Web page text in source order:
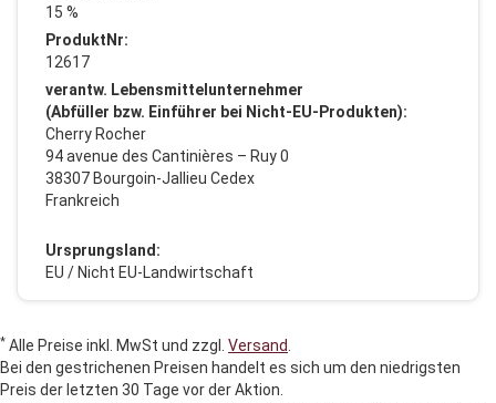
15 %
ProduktNr:
12617
verantw. Lebensmittelunternehmer
(Abfüller bzw. Einführer bei Nicht-EU-Produkten):
Cherry Rocher
94 avenue des Cantinières – Ruy 0
38307 Bourgoin-Jallieu Cedex
Frankreich
Ursprungsland:
EU / Nicht EU-Landwirtschaft
* Alle Preise inkl. MwSt und zzgl. Versand
Bei den gestrichenen Preisen handelt es sich um den niedrigsten
Preis der letzten 30 Tage vor der Aktion.